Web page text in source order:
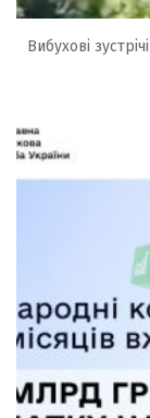
Вибухові